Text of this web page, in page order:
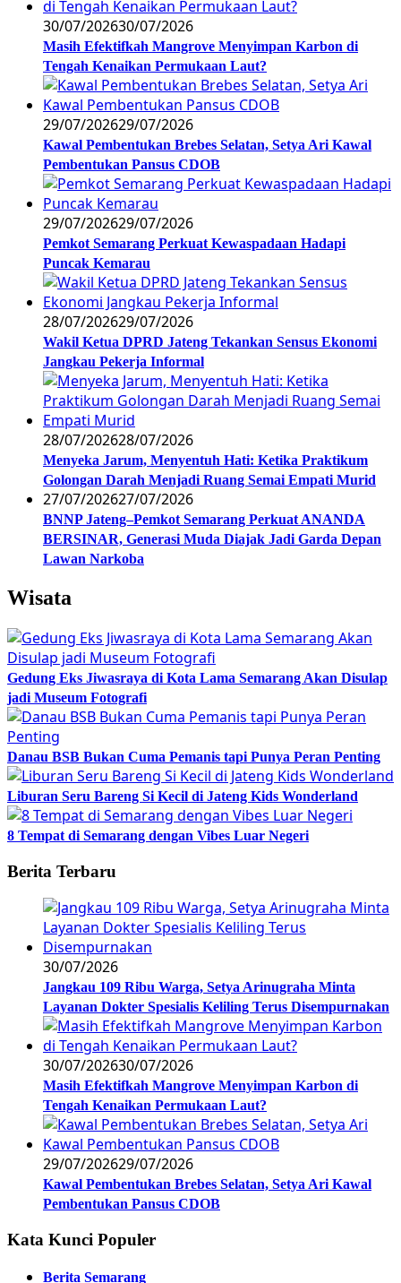
30/07/202630/07/2026
Masih Efektifkah Mangrove Menyimpan Karbon di
Tengah Kenaikan Permukaan Laut?
29/07/202629/07/2026
Kawal Pembentukan Brebes Selatan, Setya Ari Kawal
Pembentukan Pansus CDOB
29/07/202629/07/2026
Pemkot Semarang Perkuat Kewaspadaan Hadapi
Puncak Kemarau
28/07/202629/07/2026
Wakil Ketua DPRD Jateng Tekankan Sensus Ekonomi
Jangkau Pekerja Informal
28/07/202628/07/2026
Menyeka Jarum, Menyentuh Hati: Ketika Praktikum
Golongan Darah Menjadi Ruang Semai Empati Murid
27/07/202627/07/2026
BNNP Jateng–Pemkot Semarang Perkuat ANANDA
BERSINAR, Generasi Muda Diajak Jadi Garda Depan
Lawan Narkoba
Wisata
Gedung Eks Jiwasraya di Kota Lama Semarang Akan Disulap
jadi Museum Fotografi
Danau BSB Bukan Cuma Pemanis tapi Punya Peran Penting
Liburan Seru Bareng Si Kecil di Jateng Kids Wonderland
8 Tempat di Semarang dengan Vibes Luar Negeri
Berita Terbaru
30/07/2026
Jangkau 109 Ribu Warga, Setya Arinugraha Minta
Layanan Dokter Spesialis Keliling Terus Disempurnakan
30/07/202630/07/2026
Masih Efektifkah Mangrove Menyimpan Karbon di
Tengah Kenaikan Permukaan Laut?
29/07/202629/07/2026
Kawal Pembentukan Brebes Selatan, Setya Ari Kawal
Pembentukan Pansus CDOB
Kata Kunci Populer
Berita Semarang